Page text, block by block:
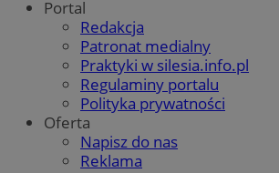
Portal
Redakcja
Patronat medialny
Praktyki w silesia.info.pl
Regulaminy portalu
Polityka prywatności
Oferta
Napisz do nas
Reklama